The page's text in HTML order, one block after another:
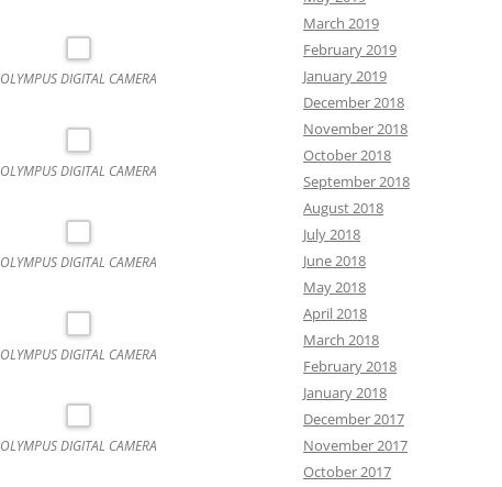
OLYMPUS DIGITAL CAMERA
OLYMPUS DIGITAL CAMERA
OLYMPUS DIGITAL CAMERA
OLYMPUS DIGITAL CAMERA
OLYMPUS DIGITAL CAMERA
March 2019
February 2019
January 2019
December 2018
November 2018
October 2018
September 2018
August 2018
July 2018
June 2018
May 2018
April 2018
March 2018
February 2018
January 2018
December 2017
November 2017
October 2017